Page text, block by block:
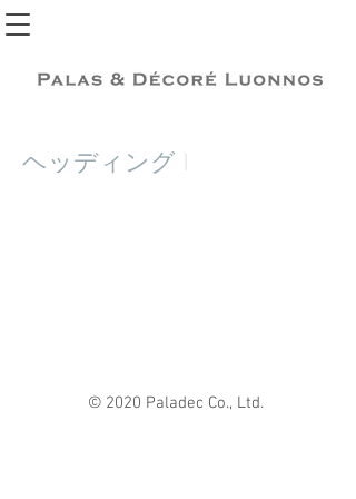
ヘッディング 1
© 2020 Paladec Co., Ltd.